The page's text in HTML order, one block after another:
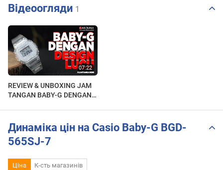
Відеоогляди 1
REVIEW & UNBOXING JAM
TANGAN BABY-G DENGAN
Динаміка цін на Casio Baby-G BGD-
565SJ-7
Ціна К-сть магазинів